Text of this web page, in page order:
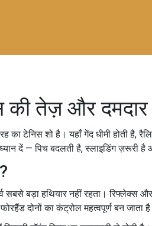
की तेज़ और
का टेनिस शो है। यहाँ गेंद धीमी होती
दें — पिच बदलती है, स्लाइडिंग ज़रूरी है
सबसे बड़ा हथियार नहीं रहता।
दोनों का कंट्रोल महत्वपूर्ण बन जाता